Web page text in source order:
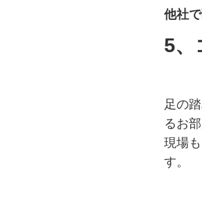
他社
5、
足の
るお
現場
す。